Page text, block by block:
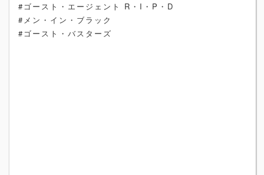
#ゴースト・エージェント R・I・P・D
#メン・イン・ブラック
#ゴースト・バスターズ